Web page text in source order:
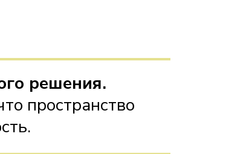
решения.
пространство